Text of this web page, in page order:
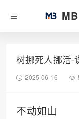
树挪死人挪活-
2025-06-16
不动如山